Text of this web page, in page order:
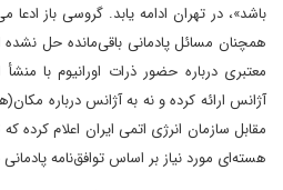
باشد»، در تهران ادامه یابد. گروسی باز
همچنان مسائل پادمانی باقی‌مانده حل
معتبری درباره حضور ذرات اورانیوم با منشأ
آژانس ارائه کرده‌ و نه به آژانس درباره
مقابل سازمان انرژی اتمی ایران اعلام کرده
هسته‌ای مورد نیاز بر اساس توافق‌نامه